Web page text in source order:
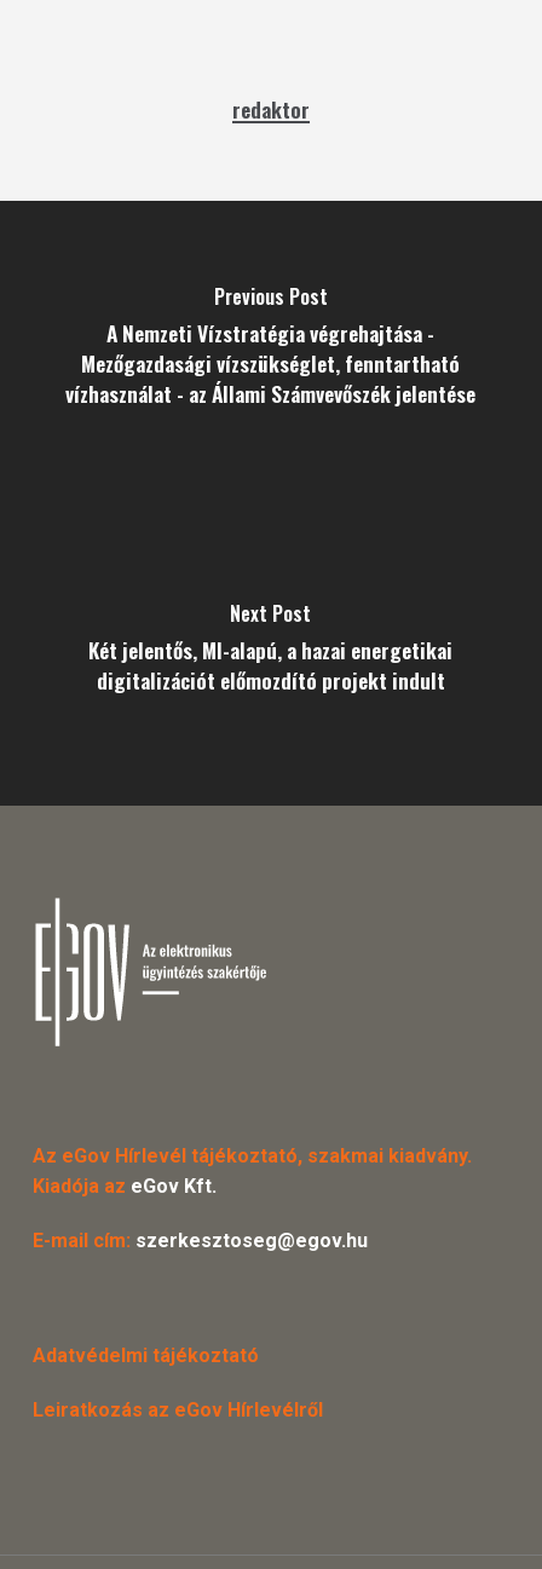
redaktor
Previous Post
A Nemzeti Vízstratégia végrehajtása -
Mezőgazdasági vízszükséglet, fenntartható
vízhasználat - az Állami Számvevőszék jelentése
Next Post
Két jelentős, MI-alapú, a hazai energetikai
digitalizációt előmozdító projekt indult
Az eGov Hírlevél tájékoztató, szakmai kiadvány.
Kiadója az eGov Kft.
E-mail cím: szerkesztoseg@egov.hu
Adatvédelmi tájékoztató
Leiratkozás az eGov Hírlevélről